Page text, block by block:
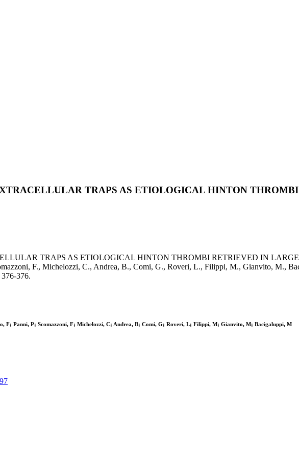
TRAPS AS ETIOLOGICAL HINTON
TRAPS AS ETIOLOGICAL HINTON THROMBI RETRIEVED IN LARGE
F., Michelozzi, C., Andrea, B., Comi, G., Roveri, L., Filippi, M., Gianvito,
376.
F; Panni, P; Scomazzoni, F; Michelozzi, C; Andrea, B; Comi, G; Roveri, L; Filippi, M; Gianvito, M; Bacigaluppi, M